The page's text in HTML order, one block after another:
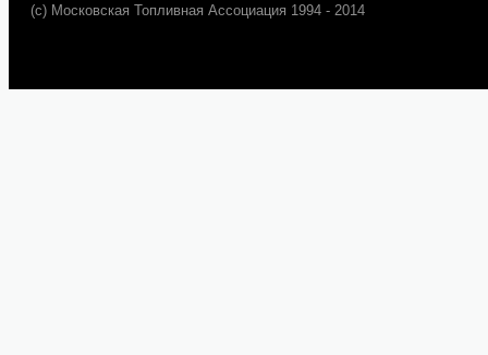
(c) Московская Топливная Ассоциация 1994 - 2014